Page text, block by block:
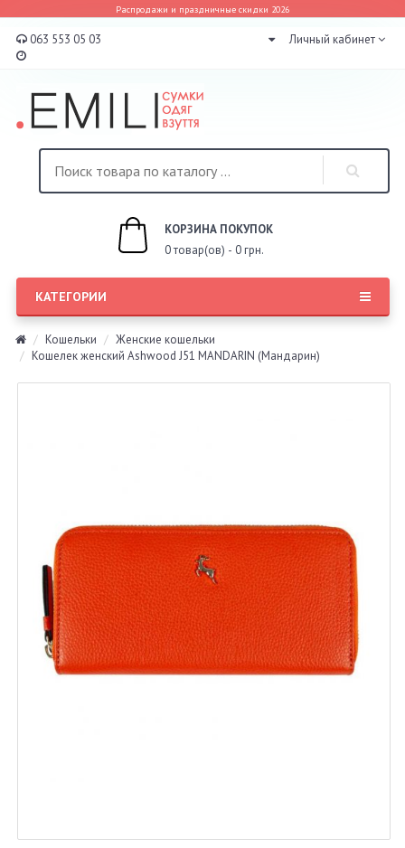
Распродажи и праздничные скидки 2026
063 553 05 03 Личный кабинет
КОРЗИНА ПОКУПОК
0 товар(ов) - 0 грн.
КАТЕГОРИИ
Кошельки
Женские кошельки
Кошелек женский Ashwood J51 MANDARIN (Мандарин)